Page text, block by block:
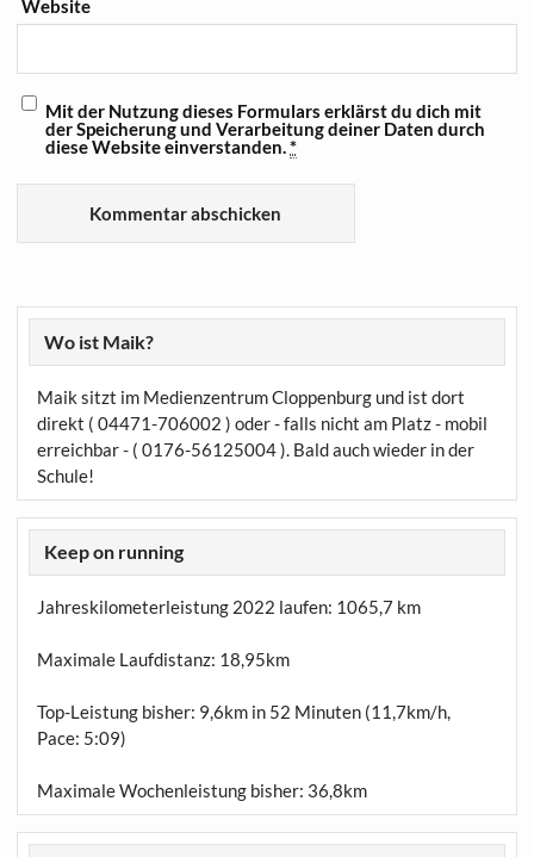
Website
Mit der Nutzung dieses Formulars erklärst du dich mit
der Speicherung und Verarbeitung deiner Daten durch
diese Website einverstanden.*
Wo ist Maik?
Maik sitzt im Medienzentrum Cloppenburg und ist dort
direkt ( 04471-706002 ) oder - falls nicht am Platz - mobil
erreichbar - ( 0176-56125004 ). Bald auch wieder in der
Schule!
Keep on running
Jahreskilometerleistung 2022 laufen: 1065,7 km
Maximale Laufdistanz: 18,95km
Top-Leistung bisher: 9,6km in 52 Minuten (11,7km/h,
Pace: 5:09)
Maximale Wochenleistung bisher: 36,8km